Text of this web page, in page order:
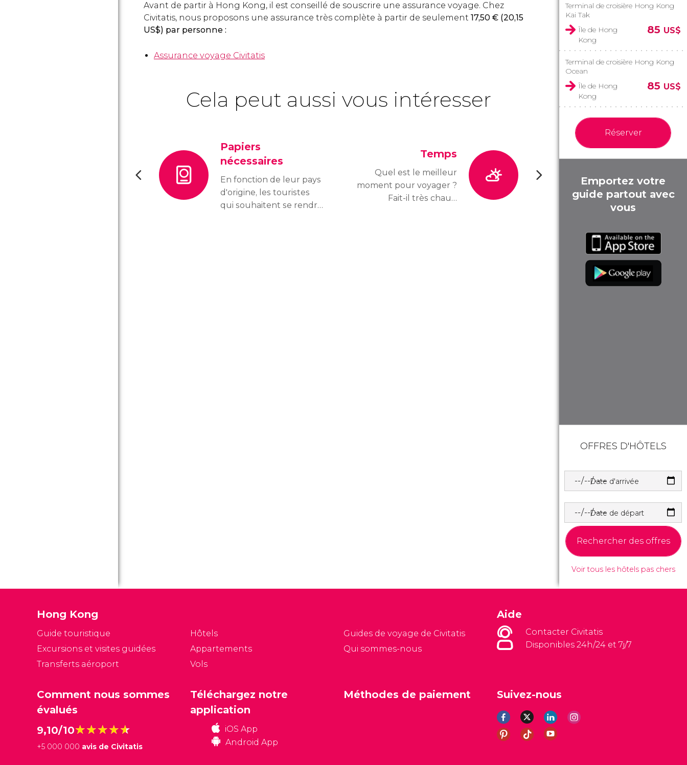
Avant de partir à Hong Kong, il est conseillé de souscrire une assurance voyage. Chez
Civitatis, nous proposons une assurance très complète à partir de seulement 17,50 € (20,15
US$) par personne :
Assurance voyage Civitatis
Cela peut aussi vous intéresser
Papiers
nécessaires
En fonction de leur pays
d'origine, les touristes
qui souhaitent se rendre
Temps
Quel est le meilleur
moment pour voyager ?
Fait-il très chaud
Terminal de croisière Hong Kong
Kai Tak
Île de Hong
Kong
85 US$
Terminal de croisière Hong Kong
Ocean
Île de Hong
Kong
85 US$
Réserver
Emportez votre
guide partout avec
vous
OFFRES D'HÔTELS
Date d'arrivée
Date de départ
Rechercher des offres
Voir tous les hôtels pas chers
Hong Kong
Guide touristique
Excursions et visites guidées
Transferts aéroport
Hôtels
Appartements
Vols
Guides de voyage de Civitatis
Qui sommes-nous
Aide
Contacter Civitatis
Disponibles 24h/24 et 7j/7
Comment nous sommes
évalués
9,10/10★★★★★
★★★★★
+5 000 000 avis de Civitatis
Suivez-nous
Téléchargez notre
application
iOS App
Android App
Méthodes de paiement